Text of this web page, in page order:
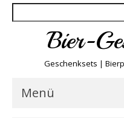
Bier-
Geschenksets |
Menü